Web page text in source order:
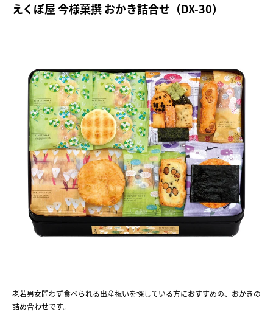
えくぼ屋 今様菓撰 おかき詰合せ（DX-30）
老若男女問わず食べられる出産祝いを探している方におすすめの、おかきの
詰め合わせです。